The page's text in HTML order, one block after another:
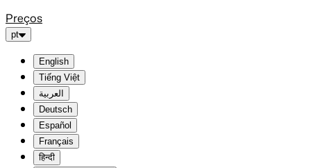
Preços
pt
English
Tiếng Việt
العربية
Deutsch
Español
Français
हिन्दी